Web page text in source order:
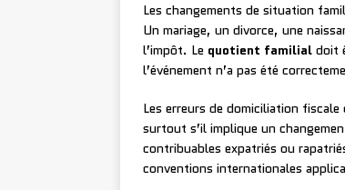
Les changements de situation
Un mariage, un divorce, une
l’impôt. Le quotient familial doit
l’événement n’a pas été
Les erreurs de domiciliation
surtout s’il implique un
contribuables expatriés ou
conventions internationales